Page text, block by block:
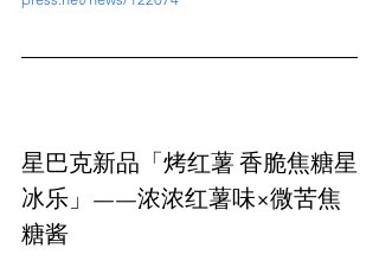
星巴克新品「烤红薯 香脆焦糖星
冰乐」——浓浓红薯味×微苦焦
糖酱